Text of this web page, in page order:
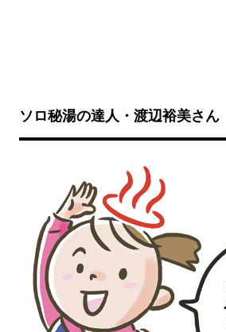
ソロ秘湯の達人・渡辺裕美さん